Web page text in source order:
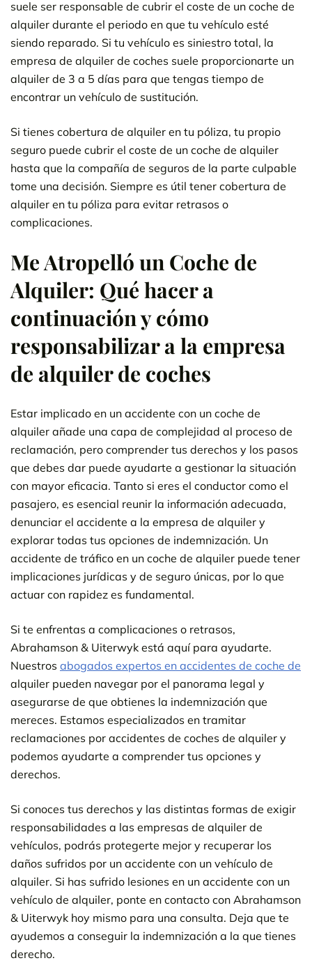
suele ser responsable de cubrir el coste de un coche de
alquiler durante el periodo en que tu vehículo esté
siendo reparado. Si tu vehículo es siniestro total, la
empresa de alquiler de coches suele proporcionarte un
alquiler de 3 a 5 días para que tengas tiempo de
encontrar un vehículo de sustitución.
Si tienes cobertura de alquiler en tu póliza, tu propio
seguro puede cubrir el coste de un coche de alquiler
hasta que la compañía de seguros de la parte culpable
tome una decisión. Siempre es útil tener cobertura de
alquiler en tu póliza para evitar retrasos o
complicaciones.
Me Atropelló un Coche de
Alquiler: Qué hacer a
continuación y cómo
responsabilizar a la empresa
de alquiler de coches
Estar implicado en un accidente con un coche de
alquiler añade una capa de complejidad al proceso de
reclamación, pero comprender tus derechos y los pasos
que debes dar puede ayudarte a gestionar la situación
con mayor eficacia. Tanto si eres el conductor como el
pasajero, es esencial reunir la información adecuada,
denunciar el accidente a la empresa de alquiler y
explorar todas tus opciones de indemnización. Un
accidente de tráfico en un coche de alquiler puede tener
implicaciones jurídicas y de seguro únicas, por lo que
actuar con rapidez es fundamental.
Si te enfrentas a complicaciones o retrasos,
Abrahamson & Uiterwyk está aquí para ayudarte.
Nuestros abogados expertos en accidentes de coche de
alquiler pueden navegar por el panorama legal y
asegurarse de que obtienes la indemnización que
mereces. Estamos especializados en tramitar
reclamaciones por accidentes de coches de alquiler y
podemos ayudarte a comprender tus opciones y
derechos.
Si conoces tus derechos y las distintas formas de exigir
responsabilidades a las empresas de alquiler de
vehículos, podrás protegerte mejor y recuperar los
daños sufridos por un accidente con un vehículo de
alquiler. Si has sufrido lesiones en un accidente con un
vehículo de alquiler, ponte en contacto con Abrahamson
& Uiterwyk hoy mismo para una consulta. Deja que te
ayudemos a conseguir la indemnización a la que tienes
derecho.